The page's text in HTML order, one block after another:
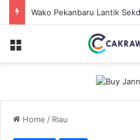
Home / Riau